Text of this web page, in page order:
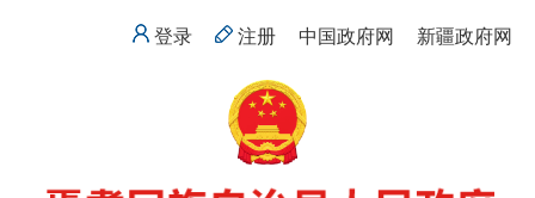
登录 注册 中国政府网 新疆政府网